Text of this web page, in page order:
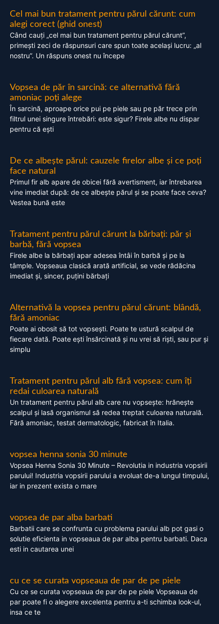
Cel mai bun tratament pentru părul cărunt: cum
alegi corect (ghid onest)
Când cauți „cel mai bun tratament pentru părul cărunt”,
primești zeci de răspunsuri care spun toate același lucru: „al
nostru”. Un răspuns onest nu începe
Vopsea de păr în sarcină: ce alternativă fără
amoniac poți alege
În sarcină, aproape orice pui pe piele sau pe păr trece prin
filtrul unei singure întrebări: este sigur? Firele albe nu dispar
pentru că ești
De ce albește părul: cauzele firelor albe și ce poți
face natural
Primul fir alb apare de obicei fără avertisment, iar întrebarea
vine imediat după: de ce albește părul și se poate face ceva?
Vestea bună este
Tratament pentru părul cărunt la bărbați: păr și
barbă, fără vopsea
Firele albe la bărbați apar adesea întâi în barbă și pe la
tâmple. Vopseaua clasică arată artificial, se vede rădăcina
imediat și, sincer, puțini bărbați
Alternativă la vopsea pentru părul cărunt: blândă,
fără amoniac
Poate ai obosit să tot vopsești. Poate te ustură scalpul de
fiecare dată. Poate ești însărcinată și nu vrei să riști, sau pur și
simplu
Tratament pentru părul alb fără vopsea: cum îți
redai culoarea naturală
Un tratament pentru părul alb care nu vopsește: hrănește
scalpul și lasă organismul să redea treptat culoarea naturală.
Fără amoniac, testat dermatologic, fabricat în Italia.
vopsea henna sonia 30 minute
Vopsea Henna Sonia 30 Minute – Revolutia in industria vopsirii
parului! Industria vopsirii parului a evoluat de-a lungul timpului,
iar in prezent exista o mare
vopsea de par alba barbati
Barbatii care se confrunta cu problema parului alb pot gasi o
solutie eficienta in vopseaua de par alba pentru barbati. Daca
esti in cautarea unei
cu ce se curata vopseaua de par de pe piele
Cu ce se curata vopseaua de par de pe piele Vopseaua de
par poate fi o alegere excelenta pentru a-ti schimba look-ul,
insa ce te